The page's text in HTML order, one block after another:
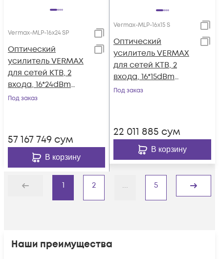
Vermax-MLP-16x24 SP
Оптический
усилитель VERMAX
для сетей КТВ, 2
входа, 16*24dBm
выхода, WDM
Под заказ
57 167 749 сум
В корзину
Vermax-MLP-16x15 S
Оптический
усилитель VERMAX
для сетей КТВ, 2
входа, 16*15dBm
выходов
Под заказ
22 011 885 сум
В корзину
Назад
1 2 ... 5
Дальше
Наши преимущества